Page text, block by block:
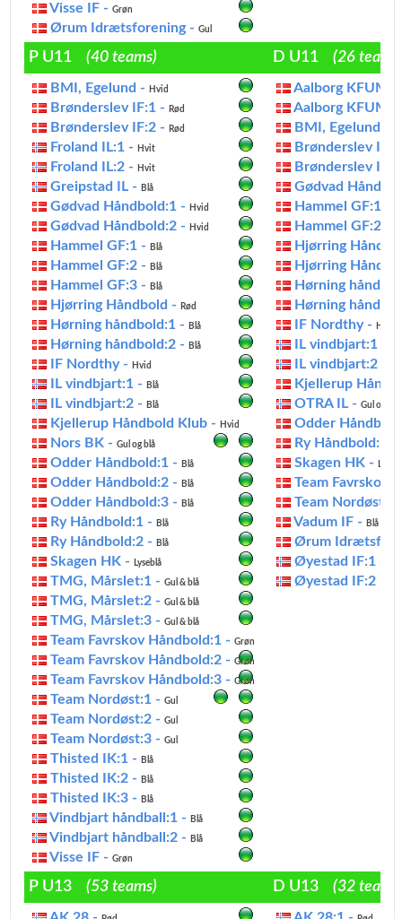
Visse IF - Grøn
Ørum Idrætsforening - Gul
P U11 (40 teams) D U11 (26
BMI, Egelund - Hvid
Brønderslev IF:1 - Rød
Brønderslev IF:2 - Rød
Froland IL:1 - Hvit
Froland IL:2 - Hvit
Greipstad IL - Blå
Gødvad Håndbold:1 - Hvid
Gødvad Håndbold:2 - Hvid
Hammel GF:1 - Blå
Hammel GF:2 - Blå
Hammel GF:3 - Blå
Hjørring Håndbold - Rød
Hørning håndbold:1 - Blå
Hørning håndbold:2 - Blå
IF Nordthy - Hvid
IL vindbjart:1 - Blå
IL vindbjart:2 - Blå
Kjellerup Håndbold Klub - Hvid
Nors BK - Gul og blå
Odder Håndbold:1 - Blå
Odder Håndbold:2 - Blå
Odder Håndbold:3 - Blå
Ry Håndbold:1 - Blå
Ry Håndbold:2 - Blå
Skagen HK - Lyseblå
TMG, Mårslet:1 - Gul & blå
TMG, Mårslet:2 - Gul & blå
TMG, Mårslet:3 - Gul & blå
Team Favrskov Håndbold:1 - Grøn
Team Favrskov Håndbold:2 - Grøn
Team Favrskov Håndbold:3 - Grøn
Team Nordøst:1 - Gul
Team Nordøst:2 - Gul
Team Nordøst:3 - Gul
Thisted IK:1 - Blå
Thisted IK:2 - Blå
Thisted IK:3 - Blå
Vindbjart håndball:1 - Blå
Vindbjart håndball:2 - Blå
Visse IF - Grøn
Aalborg
Aalborg
BMI, Egelund -
Brønderslev
Brønderslev
Gødvad
Hammel GF:1 -
Hammel GF:2 -
Hjørring
Hjørring
Hørning
Hørning
IF Nordthy -
Hvid
IL vindbjart:1 -
IL vindbjart:2 -
Kjellerup
OTRA IL - Gul og
Odder
Ry Håndbold:1 -
Skagen HK -
Team Favrskov
Team Nordøst -
Vadum IF - Blå
Ørum
Øyestad IF:1 -
Øyestad IF:2 -
P U13 (53 teams) D U13 (32